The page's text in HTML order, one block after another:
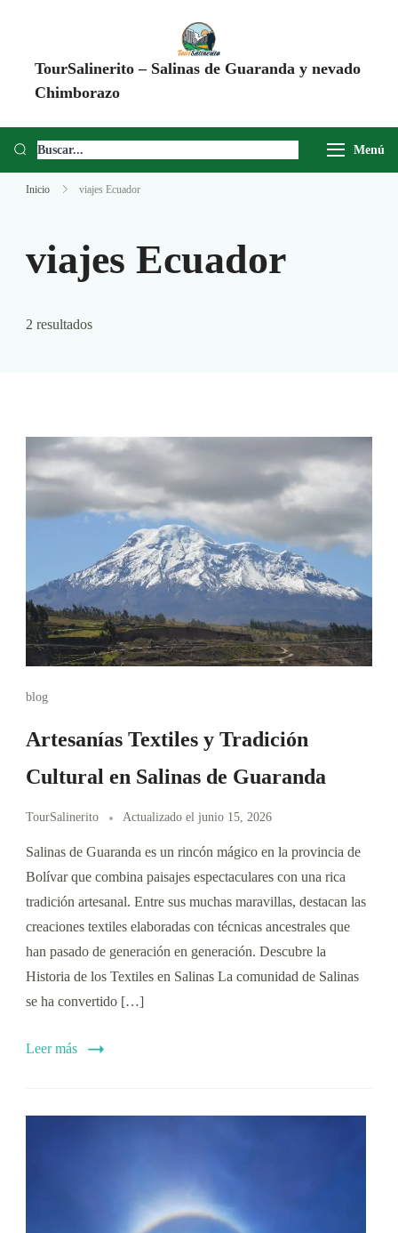
TourSalinerito – Salinas de Guaranda y nevado
Chimborazo
Chimborazo, Minas de Sal, Quesera El Salinerito, Chocolates El
Menú
Inicio viajes Ecuador
viajes Ecuador
2 resultados
blog
Artesanías Textiles y Tradición
Cultural en Salinas de Guaranda
TourSalinerito Actualizado el junio 15, 2026
Salinas de Guaranda es un rincón mágico en la provincia de
Bolívar que combina paisajes espectaculares con una rica
tradición artesanal. Entre sus muchas maravillas, destacan las
creaciones textiles elaboradas con técnicas ancestrales que
han pasado de generación en generación. Descubre la
Historia de los Textiles en Salinas La comunidad de Salinas
se ha convertido […]
Leer más